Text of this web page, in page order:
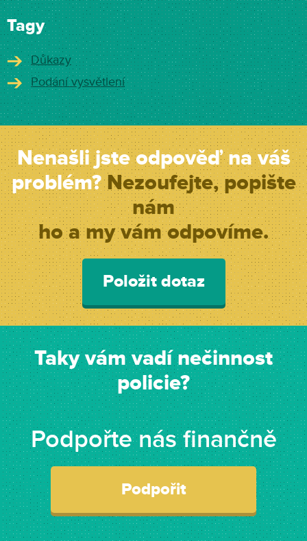
Tagy
Důkazy
Podání vysvětlení
Nenašli jste odpověď na váš
problém?Nezoufejte, popište
nám
ho a my vám odpovíme.
Položit dotaz
Taky vám vadí nečinnost
policie?
Podpořte nás finančně
Podpořit